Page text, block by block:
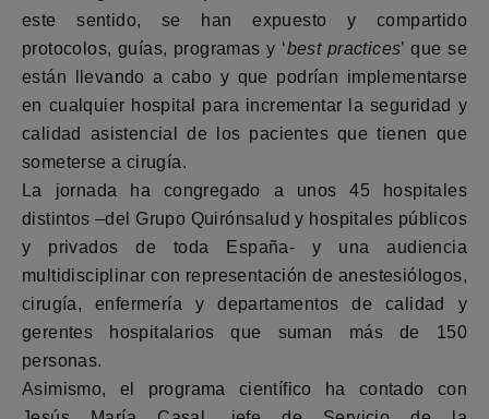
este sentido, se han expuesto y compartido
protocolos, guías, programas y ‘best practices’ que se
están llevando a cabo y que podrían implementarse
en cualquier hospital para incrementar la seguridad y
calidad asistencial de los pacientes que tienen que
someterse a cirugía.
La jornada ha congregado a unos 45 hospitales
distintos –del Grupo Quirónsalud y hospitales públicos
y privados de toda España- y una audiencia
multidisciplinar con representación de anestesiólogos,
cirugía, enfermería y departamentos de calidad y
gerentes hospitalarios que suman más de 150
personas.
Asimismo, el programa científico ha contado con